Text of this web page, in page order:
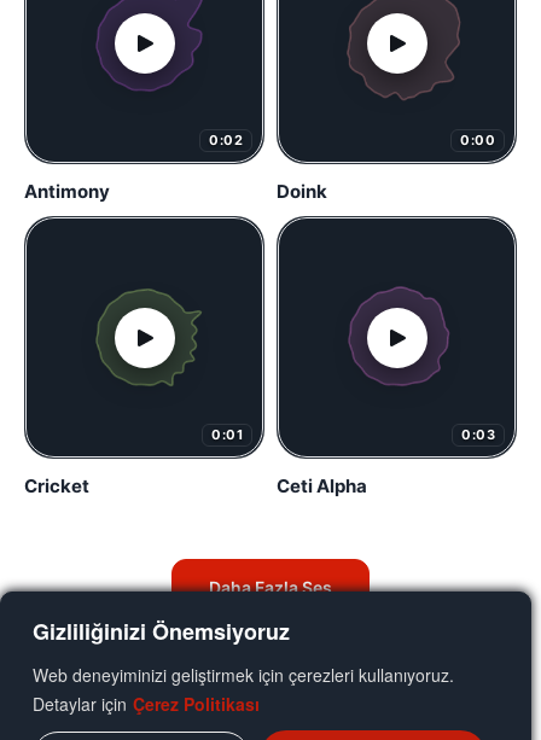
Gizliliğinizi Önemsiyoruz
Web deneyiminizi geliştirmek için çerezleri kullanıyoruz.
Detaylar için Çerez Politikası
0:02
Antimony
0:00
Doink
0:01
Cricket
0:03
Ceti Alpha
Daha Fazla Ses